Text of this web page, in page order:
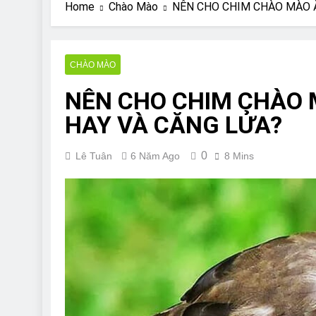
Are Bulldogs
7 Năm Ago
Can Bulldogs
7 Năm Ago
Home Chào Mào NÊN CHO CHIM CHÀO MÀO
CHÀO MÀO
NÊN CHO CHIM CHÀO
HAY VÀ CĂNG LỬA?
Lê Tuân 6 Năm Ago 0 8 Mins